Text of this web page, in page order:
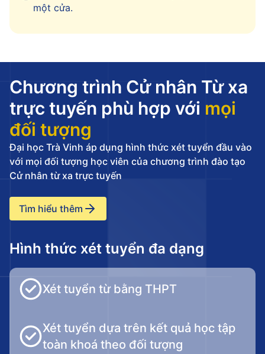
một cửa.
Chương trình Cử nhân Từ xa
trực tuyến phù hợp với mọi
đối tượng
Đại học Trà Vinh áp dụng hình thức xét tuyển đầu vào
với mọi đối tượng học viên của chương trình đào tạo
Cử nhân từ xa trực tuyến
Tìm hiểu thêm
Hình thức xét tuyển đa dạng
Xét tuyển từ bằng THPT
Xét tuyển dựa trên kết quả học tập
toàn khoá theo đối tượng